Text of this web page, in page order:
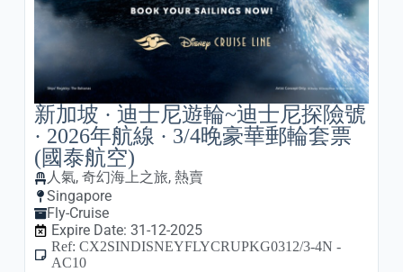
新加坡 · 迪士尼遊輪~迪士尼探險號
· 2026年航線 · 3/4晚豪華郵輪套票
(國泰航空)
人氣, 奇幻海上之旅, 熱賣
Singapore
Fly-Cruise
Expire Date: 31-12-2025
Ref: CX2SINDISNEYFLYCRUPKG0312/3-4N -
AC10